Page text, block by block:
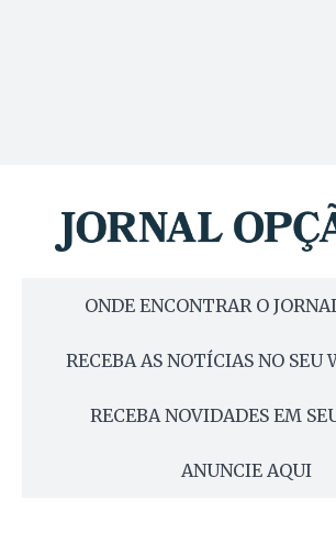
ONDE ENCONTRAR O
RECEBA AS NOTÍCIAS NO SEU
RECEBA NOVIDADES EM
ANUNCIE AQUI